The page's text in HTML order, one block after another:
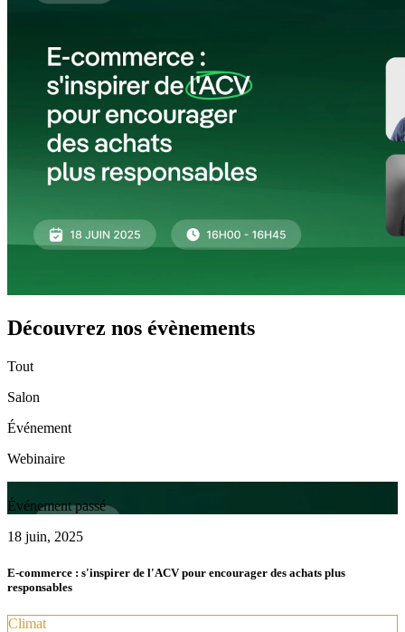
Découvrez nos évènements
Tout
Salon
Événement
Webinaire
Événement passé
18 juin, 2025
E-commerce : s'inspirer de l'ACV pour encourager des achats plus
responsables
Climat